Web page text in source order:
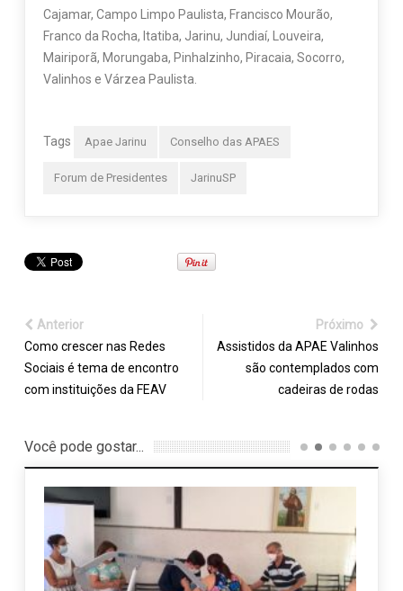
Cajamar, Campo Limpo Paulista, Francisco Mourão,
Franco da Rocha, Itatiba, Jarinu, Jundiaí, Louveira,
Mairiporã, Morungaba, Pinhalzinho, Piracaia, Socorro,
Valinhos e Várzea Paulista.
Tags Apae Jarinu Conselho das APAES
Forum de Presidentes JarinuSP
Anterior
Como crescer nas Redes
Sociais é tema de encontro
com instituições da FEAV
Próximo
Assistidos da APAE Valinhos
são contemplados com
cadeiras de rodas
Você pode gostar...